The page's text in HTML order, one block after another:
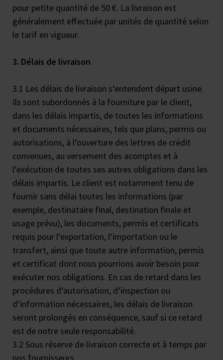
pour petite quantité de 50 €. La livraison est
généralement effectuée par unités de quantité selon
le tarif en vigueur.
3. Délais de livraison
3.1 Les délais de livraison s‘entendent départ usine.
Ils sont subordonnés à la fourniture par le client,
dans les délais impartis, de toutes les informations
et documents nécessaires, tels que plans, permis ou
autorisations, à l‘ouverture des lettres de crédit
convenues, au versement des acomptes et à
l‘exécution de toutes ses autres obligations dans les
délais impartis. Le client est notamment tenu de
fournir sans délai toutes les informations (par
exemple, destinataire final, destination finale et
usage prévu), les documents, permis et certificats
requis pour l‘exportation, l‘importation ou le
transfert, ainsi que toute autre information, permis
et certificat dont nous pourrions avoir besoin pour
exécuter nos obligations. En cas de retard dans les
procédures d‘autorisation, d‘inspection ou
d‘information nécessaires, les délais de livraison
seront prolongés en conséquence, sauf si ce retard
est de notre seule responsabilité.
3.2 Sous réserve de livraison correcte et à temps par